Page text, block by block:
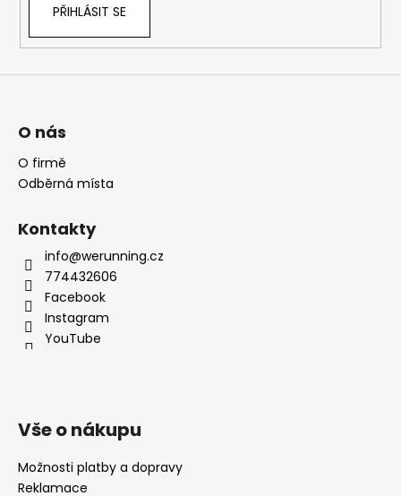
PŘIHLÁSIT SE
O nás
O firmě
Odběrná místa
Kontakty
info@werunning.cz
774432606
Facebook
Instagram
YouTube
Vše o nákupu
Možnosti platby a dopravy
Reklamace